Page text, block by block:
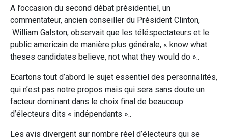
A l’occasion du second débat présidentiel, un
commentateur, ancien conseiller du Président Clinton,
William Galston, observait que les téléspectateurs et le
public americain de manière plus générale, « know what
theses candidates believe, not what they would do »..
Ecartons tout d’abord le sujet essentiel des personnalités,
qui n’est pas notre propos mais qui sera sans doute un
facteur dominant dans le choix final de beaucoup
d’électeurs dits « indépendants »..
Les avis divergent sur nombre réel d’électeurs qui se